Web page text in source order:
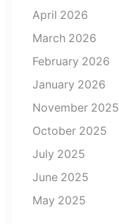
Der
Schlüssel
Ihrem
neuen
Zuhause
2026
April 2026
March 2026
February 2026
January 2026
November 2025
October 2025
July 2025
June 2025
May 2025